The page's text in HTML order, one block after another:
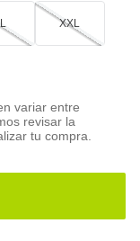
XXL
variar entre
revisar la
tu compra.